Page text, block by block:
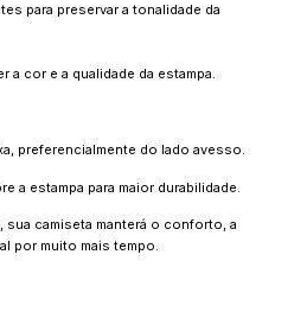
para preservar a tonalidade da
a cor e a qualidade da estampa.
preferencialmente do lado avesso.
a estampa para maior durabilidade.
camiseta manterá o conforto, a
por muito mais tempo.